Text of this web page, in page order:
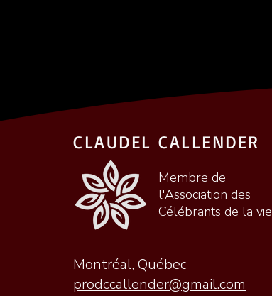
CLAUDEL CALLENDER
Membre de
l'Association des
Célébrants de la vie
Montréal, Québec
prodccallender@gmail.com